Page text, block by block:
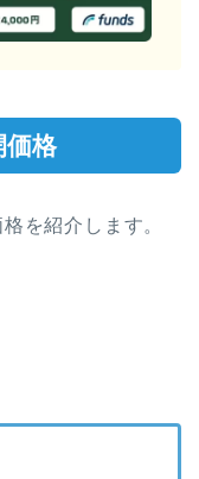
価格
を紹介します。